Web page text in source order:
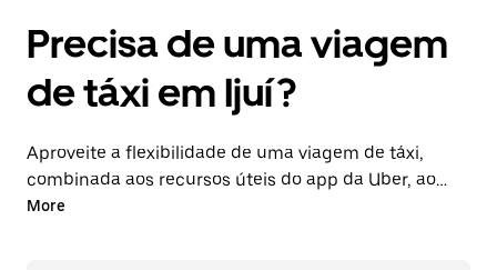
Precisa de uma viagem
de táxi em Ijuí?
Aproveite a flexibilidade de uma viagem de táxi,
combinada aos recursos úteis do app da Uber, ao
viajar pelo UberX em Ijuí. Você pode solicitar viagens
More